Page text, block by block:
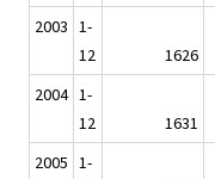
2003 1-
12
1626
2004 1-
12
1631
2005 1-